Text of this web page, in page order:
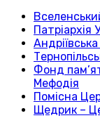
Фонд
Мефодія
Помісна
Щедрик –